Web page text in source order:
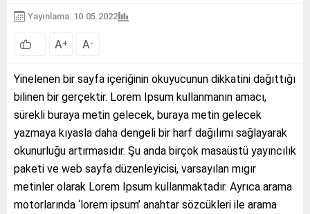
Yayınlama: 10.05.2022
A+ A-
Yinelenen bir sayfa içeriğinin okuyucunun dikkatini dağıttığı
bilinen bir gerçektir. Lorem Ipsum kullanmanın amacı,
sürekli buraya metin gelecek, buraya metin gelecek
yazmaya kıyasla daha dengeli bir harf dağılımı sağlayarak
okunurluğu artırmasıdır. Şu anda birçok masaüstü yayıncılık
paketi ve web sayfa düzenleyicisi, varsayılan mıgır
metinler olarak Lorem Ipsum kullanmaktadır. Ayrıca arama
motorlarında ‘lorem ipsum’ anahtar sözcükleri ile arama